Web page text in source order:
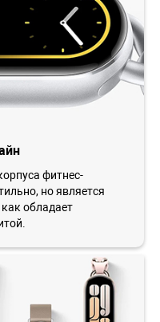
фитнес-
но является
обладает